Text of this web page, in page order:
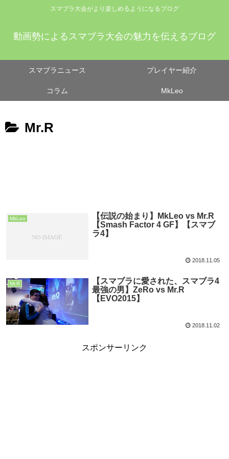
スマブラ大会がより楽しめるようになるブログ
動画勢によるスマブラ大会の魅力を伝えるブログ
スマブラニュース プレイヤー紹介
コラム MkLeo
Mr.R
MkLeo
【伝説の始まり】MkLeo vs Mr.R
【Smash Factor 4 GF】【スマブ
ラ4】
2018.11.05
Mr.R
【スマブラに愛された、スマブラ4
最強の男】ZeRo vs Mr.R
【EVO2015】
2018.11.02
スポンサーリンク